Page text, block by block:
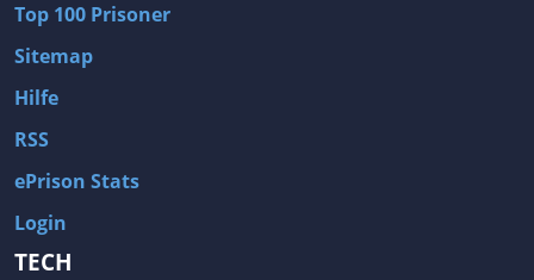
Top 100 Prisoner
Sitemap
Hilfe
RSS
ePrison Stats
Login
TECH